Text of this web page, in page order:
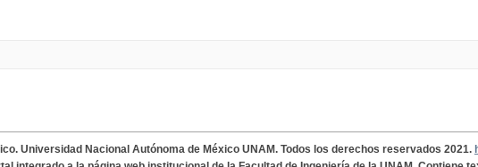
Universidad Nacional Autónoma de México UNAM. Todos los derechos reservados 2021.